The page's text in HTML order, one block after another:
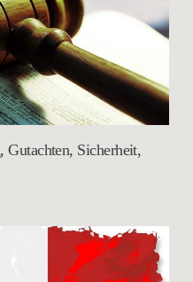
Gutachten, Sicherheit,